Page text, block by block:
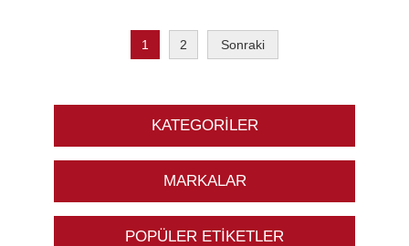
1 2 Sonraki
KATEGORILER
MARKALAR
POPÜLER ETIKETLER